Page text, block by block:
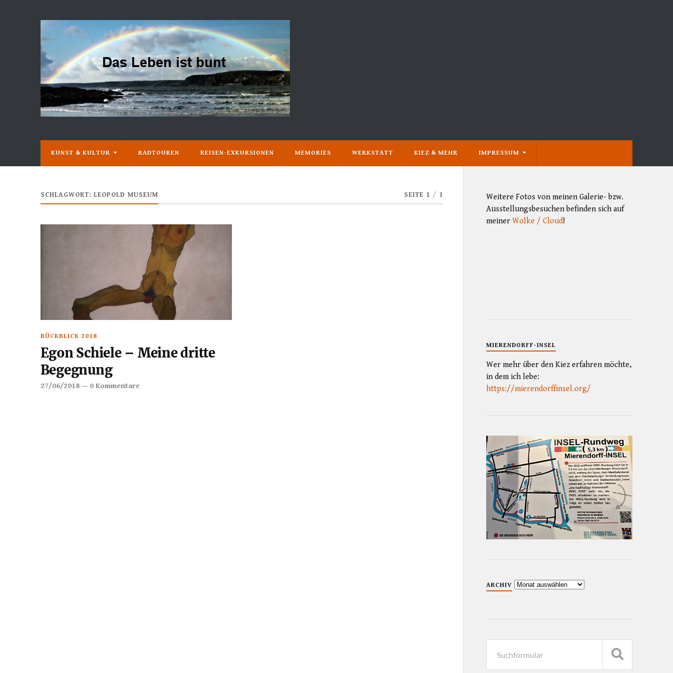
KUNST & KULTUR RADTOUREN REISEN-EXKURSIONEN MEMORIES WERKSTATT KIEZ & MEHR IMPRESSUM
SCHLAGWORT: LEOPOLD MUSEUM SEITE 1 / 1
RÜCKBLICK 2018
Egon Schiele – Meine dritte
Begegnung
27/06/2018— 0 Kommentare
Weitere Fotos von meinen Galerie- bzw.
Ausstellungsbesuchen befinden sich auf
meiner Wolke / Cloud!
MIERENDORFF-INSEL
Wer mehr über den Kiez erfahren möchte,
in dem ich lebe:
https://mierendorffinsel.org/
ARCHIV